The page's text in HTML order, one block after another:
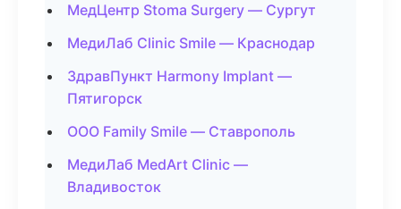
МедЦентр Stoma Surgery — Сургут
МедиЛаб Clinic Smile — Краснодар
ЗдравПункт Harmony Implant —
Пятигорск
ООО Family Smile — Ставрополь
МедиЛаб MedArt Clinic —
Владивосток